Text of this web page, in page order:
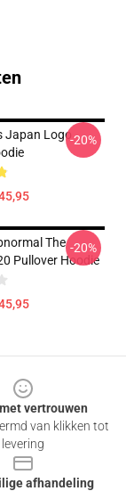
Japan Logo-20%
The
Pullover Hoodie
-20%
vertrouwen
van klikken tot
levering
afhandeling